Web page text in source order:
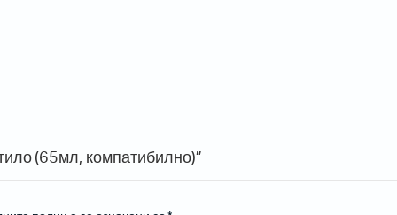
Мобилни терминали
Таблети
(65мл, компатибилно)”